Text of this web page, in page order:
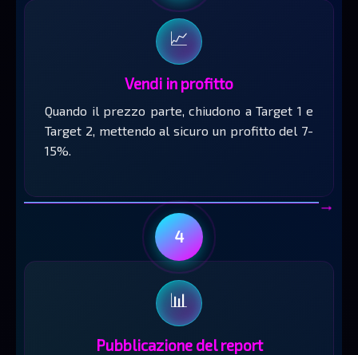
📈
Vendi in profitto
Quando il prezzo parte, chiudono a Target 1 e
Target 2, mettendo al sicuro un profitto del 7-
15%.
→
4
📊
Pubblicazione del report